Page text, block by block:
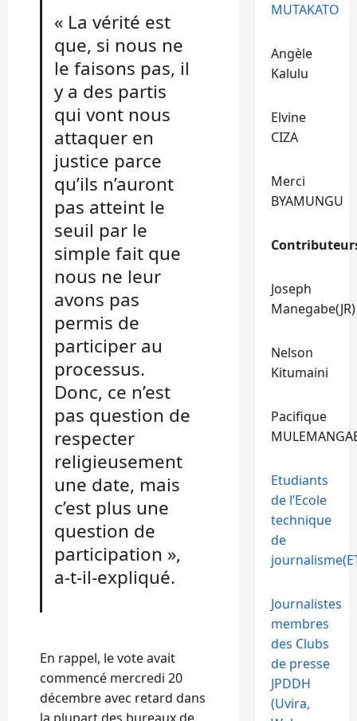
« La vérité est
que, si nous ne
le faisons pas, il
y a des partis
qui vont nous
attaquer en
justice parce
qu’ils n’auront
pas atteint le
seuil par le
simple fait que
nous ne leur
avons pas
permis de
participer au
processus.
Donc, ce n’est
pas question de
respecter
religieusement
une date, mais
c’est plus une
question de
participation »,
a-t-il-expliqué.
En rappel, le vote avait
commencé mercredi 20
décembre avec retard dans
la plupart des bureaux de
MUTAKATO
Angèle
Kalulu
Elvine
CIZA
Merci
BYAMUNGU
Joseph
Manegabe(JR)
Nelson
Kitumaini
Pacifique
Etudiants
de l’Ecole
technique
de
Journalistes
membres
des Clubs
de presse
JPDDH
(Uvira,